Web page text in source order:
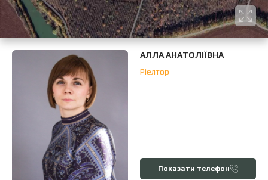
АЛЛА АНАТОЛІЇВНА
Ріелтор
Показати телефон